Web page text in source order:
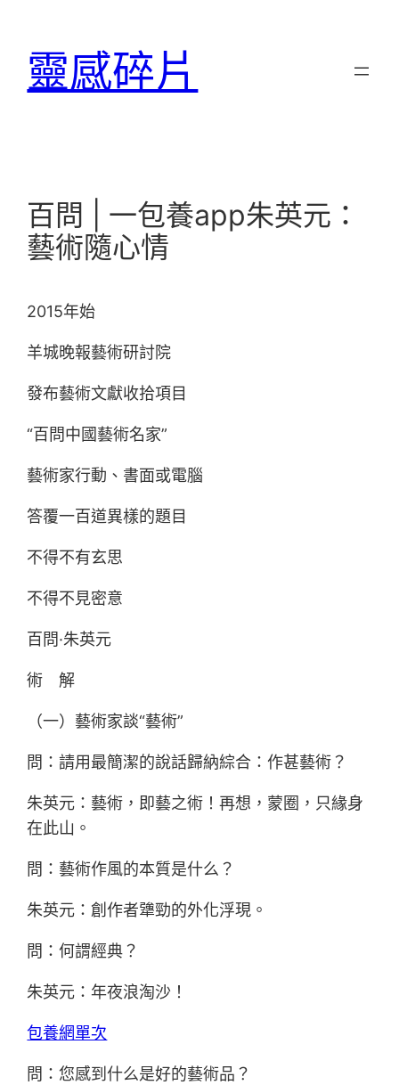
靈感碎片
百問 | 一包養app朱英元：
藝術隨心情
2015年始
羊城晚報藝術研討院
發布藝術文獻收拾項目
“百問中國藝術名家”
藝術家行動、書面或電腦
答覆一百道異樣的題目
不得不有玄思
不得不見密意
百問·朱英元
術 解
（一）藝術家談“藝術”
問：請用最簡潔的說話歸納綜合：作甚藝術？
朱英元：藝術，即藝之術！再想，蒙圈，只緣身
在此山。
問：藝術作風的本質是什么？
朱英元：創作者犟勁的外化浮現。
問：何謂經典？
朱英元：年夜浪淘沙！
包養網單次
問：您感到什么是好的藝術品？